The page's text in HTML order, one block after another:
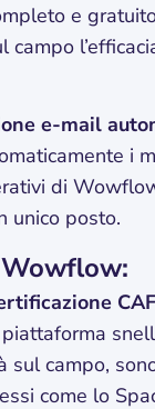
e
campo
e-mail
i
di
unico posto.
sul campo,
come lo